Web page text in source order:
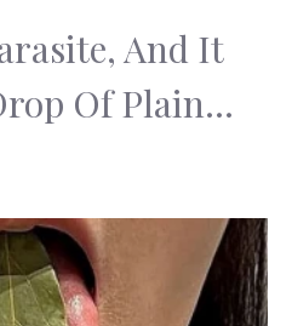
And It
Of Plain...